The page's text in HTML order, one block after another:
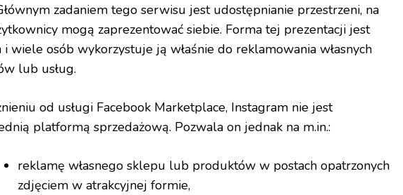
zadaniem tego serwisu jest udostępnianie przestrzeni, na
mogą zaprezentować siebie. Forma tej prezentacji jest
wiele osób wykorzystuje ją właśnie do reklamowania własnych
lub usług.
od usługi Facebook Marketplace, Instagram nie jest
platformą sprzedażową. Pozwala on jednak na m.in.:
reklamę własnego sklepu lub produktów w postach opatrzonych
zdjęciem w atrakcyjnej formie,